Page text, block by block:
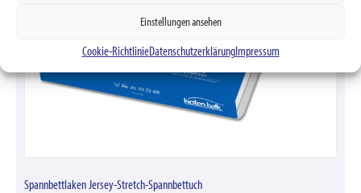
Einstellungen ansehen
Cookie-RichtlinieDatenschutzerklärungImpressum
Spannbettlaken Jersey-Stretch-Spannbettuch